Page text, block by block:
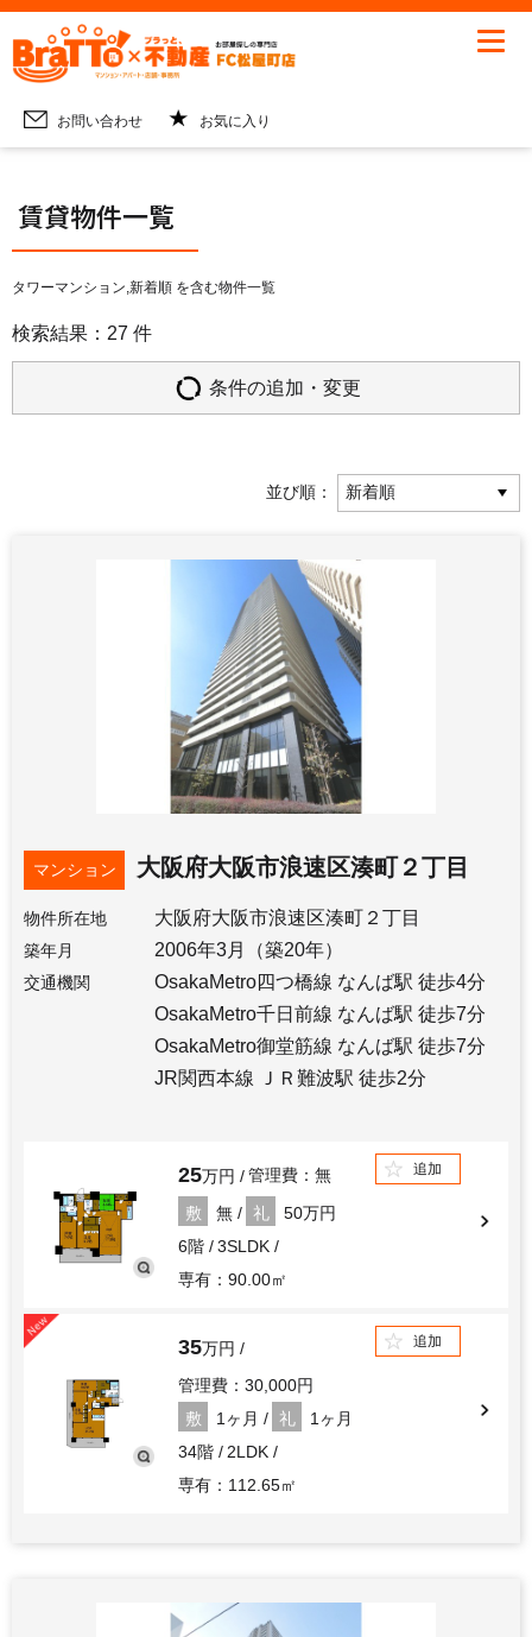
お問い合わせ お気に入り
TOP 賃貸物件一覧
賃貸物件一覧
タワーマンション,新着順 を含む物件一覧
検索結果：27 件
条件の追加・変更
並び順：
マンション 大阪府大阪市浪速区湊町２丁目
物件所在地 大阪府大阪市浪速区湊町２丁目
築年月 2006年3月（築20年）
交通機関
OsakaMetro四つ橋線 なんば駅 徒歩4分
OsakaMetro千日前線 なんば駅 徒歩7分
OsakaMetro御堂筋線 なんば駅 徒歩7分
JR関西本線 ＪＲ難波駅 徒歩2分
25万円
管理費：無
敷
無 礼
50万円
6階
3SLDK
専有：90.00㎡
追加
35万円
管理費：30,000円
敷
1ヶ月 礼
1ヶ月
34階
2LDK
専有：112.65㎡
追加